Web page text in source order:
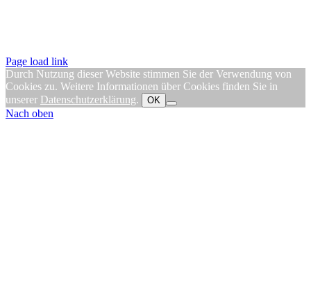
Page load link
Durch Nutzung dieser Website stimmen Sie der Verwendung von
Cookies zu. Weitere Informationen über Cookies finden Sie in
unserer Datenschutzerklärung. OK
Nach oben